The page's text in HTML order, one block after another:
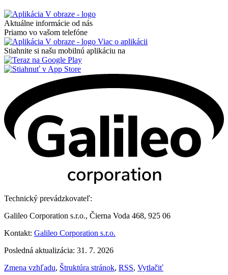
Aktuálne informácie od nás
Priamo vo vašom telefóne
Viac o aplikácii
Stiahnite si našu mobilnú aplikáciu na
Technický prevádzkovateľ:
Galileo Corporation s.r.o., Čierna Voda 468, 925 06
Kontakt: Galileo Corporation s.r.o.
Posledná aktualizácia: 31. 7. 2026
Zmena vzhľadu, Štruktúra stránok, RSS, Vytlačiť